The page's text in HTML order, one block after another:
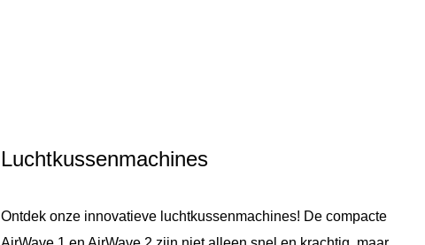
Luchtkussenmachines
Ontdek onze innovatieve luchtkussenmachines! De compacte